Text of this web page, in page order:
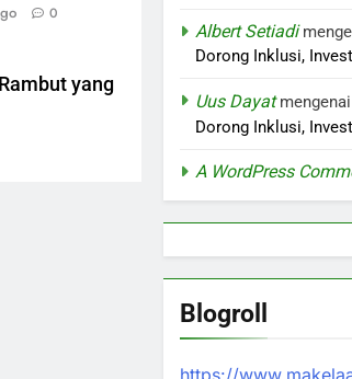
0
yang
Albert Setiadi
Dorong Inklusi,
Uus Dayatmengenai
Dorong Inklusi,
A WordPress
Blogroll
https://